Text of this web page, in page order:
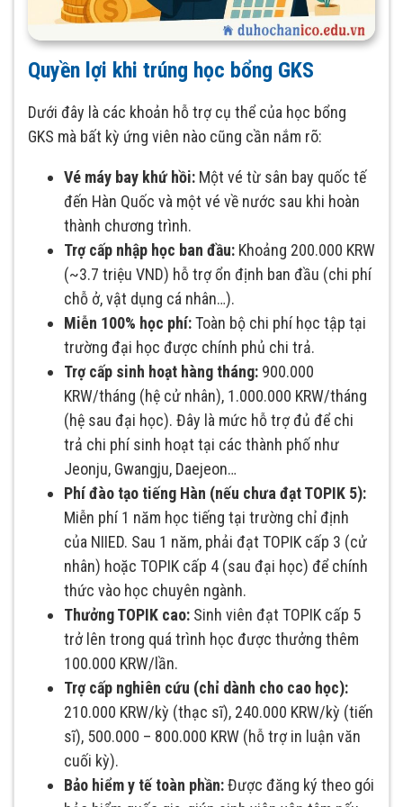
Quyền lợi khi trúng học bổng GKS
Dưới đây là các khoản hỗ trợ cụ thể của học bổng
GKS mà bất kỳ ứng viên nào cũng cần nắm rõ:
Vé máy bay khứ hồi: Một vé từ sân bay quốc tế
đến Hàn Quốc và một vé về nước sau khi hoàn
thành chương trình.
Trợ cấp nhập học ban đầu: Khoảng 200.000 KRW
(~3.7 triệu VND) hỗ trợ ổn định ban đầu (chi phí
chỗ ở, vật dụng cá nhân…).
Miễn 100% học phí:Toàn bộ chi phí học tập tại
trường đại học được chính phủ chi trả.
Trợ cấp sinh hoạt hàng tháng: 900.000
KRW/tháng (hệ cử nhân), 1.000.000 KRW/tháng
(hệ sau đại học). Đây là mức hỗ trợ đủ để chi
trả chi phí sinh hoạt tại các thành phố như
Jeonju, Gwangju, Daejeon…
Phí đào tạo tiếng Hàn (nếu chưa đạt TOPIK 5):
Miễn phí 1 năm học tiếng tại trường chỉ định
của NIIED. Sau 1 năm, phải đạt TOPIK cấp 3 (cử
nhân) hoặc TOPIK cấp 4 (sau đại học) để chính
thức vào học chuyên ngành.
Thưởng TOPIK cao: Sinh viên đạt TOPIK cấp 5
trở lên trong quá trình học được thưởng thêm
100.000 KRW/lần.
Trợ cấp nghiên cứu (chỉ dành cho cao học):
210.000 KRW/kỳ (thạc sĩ), 240.000 KRW/kỳ (tiến
sĩ), 500.000 – 800.000 KRW (hỗ trợ in luận văn
cuối kỳ).
Bảo hiểm y tế toàn phần:Được đăng ký theo gói